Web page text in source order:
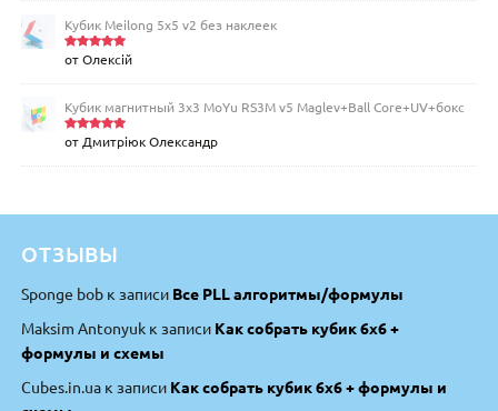
Кубик Meilong 5x5 v2 без наклеек
Оценка5
от Олексій
Кубик магнитный 3х3 MoYu RS3M v5 Maglev+Ball Core+UV+бокс
Оценка5
от Дмитріюк Олександр
ОТЗЫВЫ
Sponge bob к записи Все PLL алгоритмы/формулы
Maksim Antonyuk к записи Как собрать кубик 6х6 +
формулы и схемы
Cubes.in.ua к записи Как собрать кубик 6х6 + формулы и